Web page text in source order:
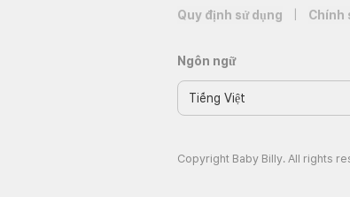
Quy định sử dụng Chính
Ngôn ngữ
Copyright Baby Billy. All rights